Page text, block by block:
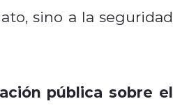
sino a la seguridad
pública sobre el